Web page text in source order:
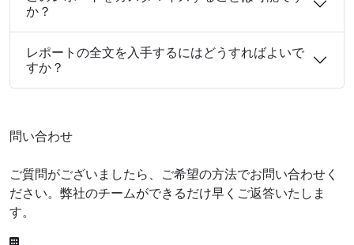
か？
レポートの全文を入手するにはどうすればよいで
すか？
問い合わせ
ご質問がございましたら、ご希望の方法でお問い合わせく
ださい。弊社のチームができるだけ早くご返答いたしま
す。